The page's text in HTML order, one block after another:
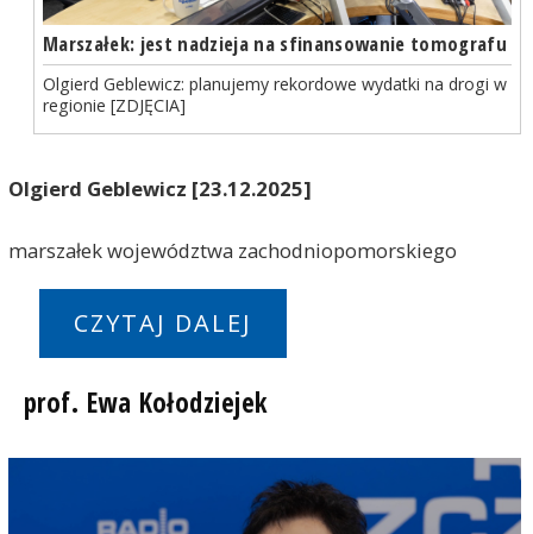
Marszałek: jest nadzieja na sfinansowanie tomografu
Olgierd Geblewicz: planujemy rekordowe wydatki na drogi w
regionie [ZDJĘCIA]
Olgierd Geblewicz [23.12.2025]
marszałek województwa zachodniopomorskiego
CZYTAJ DALEJ
prof. Ewa Kołodziejek